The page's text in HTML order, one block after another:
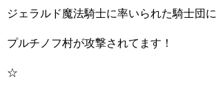
ジェラルド魔法騎士に率いられた騎士団に
プルチノフ村が攻撃されてます！
☆